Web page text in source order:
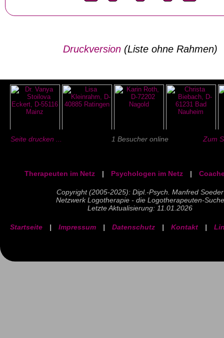
Druckversion(Liste ohne Rahmen)
Seite drucken ... 1 Besucher online Zum
Therapeuten im Netz | Psychologen im Netz |
Copyright (2005-2025): Dipl.-Psych. Manfred Soeder
Netzwerk Logotherapie - die Logotherapeuten-Suche
Letzte Aktualisierung: 11.01.2026
Startseite | Impressum | Datenschutz | Kontakt |